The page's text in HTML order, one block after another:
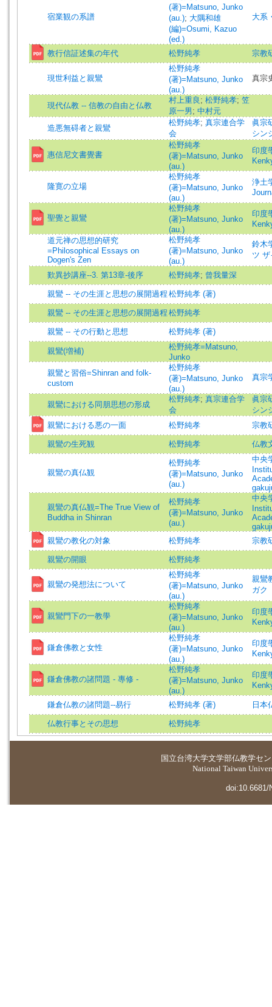
宿業観の系譜
(著)=Matsuno, Junko
(au.); 大隅和雄
(編)=Osumi, Kazuo
(ed.)
大系
教行信証述集の年代 松野純孝 宗教
現世利益と親鸞
松野純孝
(著)=Matsuno, Junko
(au.)
真宗
現代仏教 -- 信教の自由と仏教
村上重良 ; 松野純孝; 笠
原一男 ; 中村元
造悪無碍者と親鸞
松野純孝; 真宗連合学
会
眞宗
シン
惠信尼文書覺書
松野純孝
(著)=Matsuno, Junko
(au.)
印度
隆寛の立場
松野純孝
(著)=Matsuno, Junko
(au.)
浄土
聖覺と親鸞
松野純孝
(著)=Matsuno, Junko
(au.)
印度
道元禅の思想的研究
=Philosophical Essays on
Dogen's Zen
松野純孝
(著)=Matsuno, Junko
(au.)
鈴木
ツ
歎異抄講座--3. 第13章-後序 松野純孝; 曾我量深
親鸞 -- その生涯と思想の展開過程 松野純孝 (著)
親鸞 -- その生涯と思想の展開過程 松野純孝
親鸞 -- その行動と思想 松野純孝 (著)
親鸞(増補)
松野純孝=Matsuno,
Junko
親鸞と習俗=Shinran and folk-
custom
松野純孝
(著)=Matsuno, Junko
(au.)
真宗
親鸞における同朋思想の形成
松野純孝; 真宗連合学
会
眞宗
シン
親鸞における悪の一面
松野純孝 宗教
親鸞の生死観 松野純孝 仏教
親鸞の真仏観
松野純孝
(著)=Matsuno, Junko
(au.)
中央
親鸞の真仏観=The True View of
Buddha in Shinran
松野純孝
(著)=Matsuno, Junko
(au.)
中央
親鸞の教化の対象
松野純孝 宗教
親鸞の開眼 松野純孝
親鸞の発想法について
松野純孝
(著)=Matsuno, Junko
(au.)
親鸞
ガク
親鸞門下の一教學
松野純孝
(著)=Matsuno, Junko
(au.)
印度
鎌倉佛教と女性
松野純孝
(著)=Matsuno, Junko
(au.)
印度
鎌倉佛教の諸問題 - 專修 -
松野純孝
(著)=Matsuno, Junko
(au.)
印度
鎌倉仏教の諸問題--易行 松野純孝 (著) 日本
仏教行事とその思想 松野純孝
国立台湾大学文学部仏教学セ
National Taiwan
doi:10.6681/